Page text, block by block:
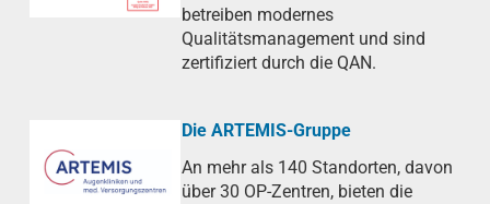
betreiben modernes
Qualitätsmanagement und sind
zertifiziert durch die QAN.
Die ARTEMIS-Gruppe
An mehr als 140 Standorten, davon
über 30 OP-Zentren, bieten die